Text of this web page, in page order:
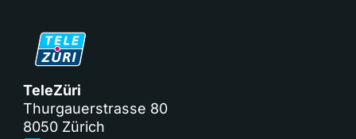
TeleZüri
Thurgauerstrasse 80
8050 Zürich